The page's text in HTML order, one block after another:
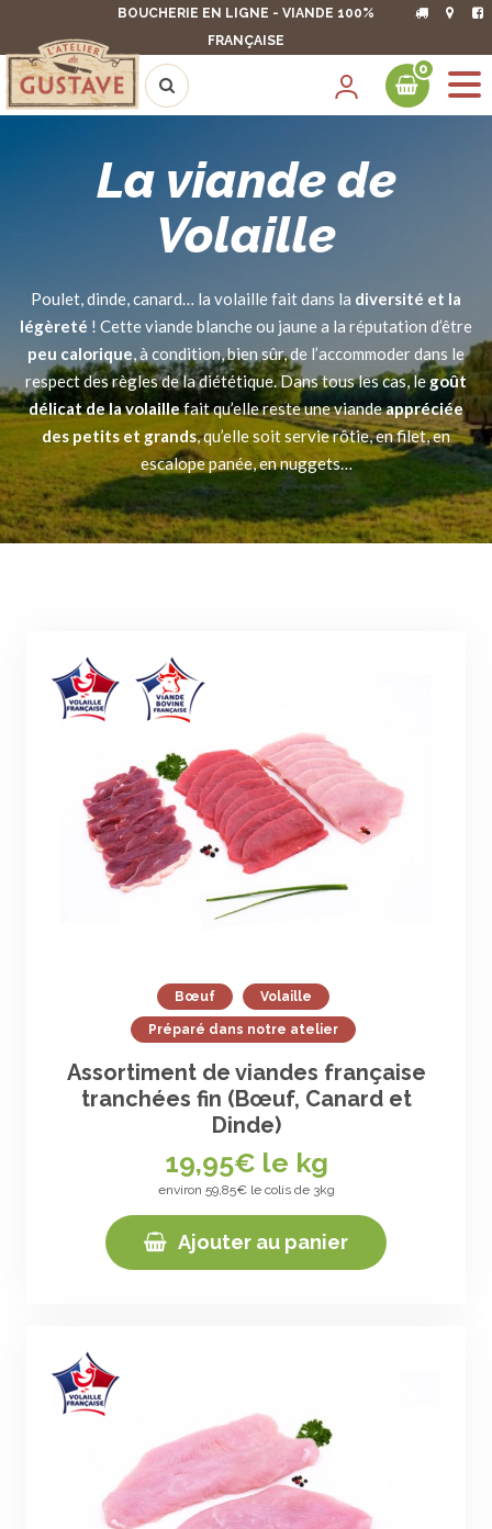
BOUCHERIE EN LIGNE - VIANDE 100%
FRANÇAISE
0
La viande de
Volaille
Poulet, dinde, canard… la volaille fait dans la diversité et la
légèreté ! Cette viande blanche ou jaune a la réputation d’être
peu calorique, à condition, bien sûr, de l’accommoder dans le
respect des règles de la diététique. Dans tous les cas, legoût
délicat de la volaillefait qu’elle reste une viandeappréciée
des petits et grands, qu’elle soit servie rôtie, en filet, en
escalope panée, en nuggets…
Bœuf Volaille
Préparé dans notre atelier
Assortiment de viandes française
tranchées fin (Bœuf, Canard et
Dinde)
19,95€ le kg
environ 59,85€ le colis de 3kg
Ajouter au panier